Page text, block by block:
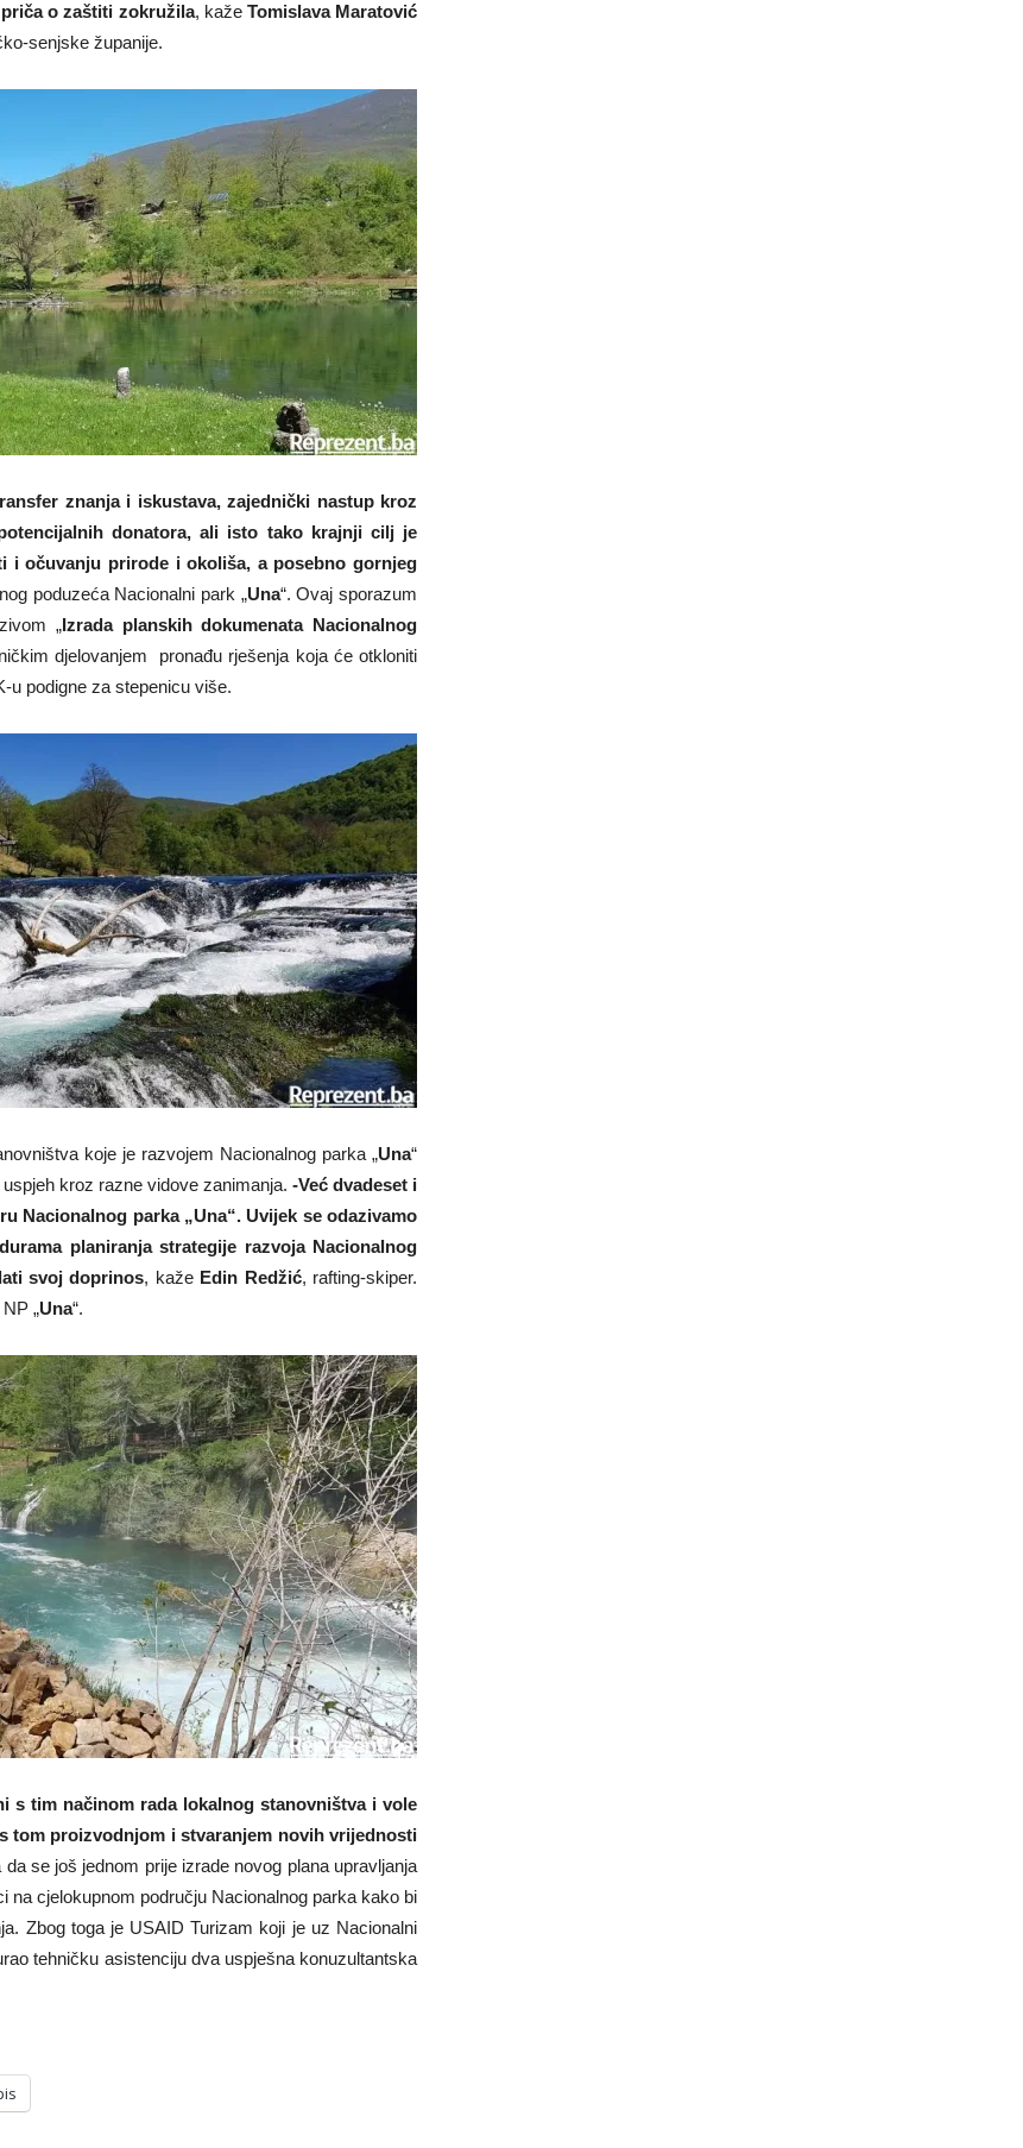
o zaštiti zokružila, kaže Tomislava Maratović
senjske županije.
znanja i iskustava, zajednički nastup kroz
donatora, ali isto tako krajnji cilj je
i očuvanju prirode i okoliša, a posebno gornjeg
poduzeća Nacionalni park „Una“. Ovaj sporazum
„Izrada planskih dokumenata Nacionalnog
djelovanjem pronađu rješenja koja će otkloniti
u podigne za stepenicu više.
koje je razvojem Nacionalnog parka „Una“
kroz razne vidove zanimanja. -Već dvadeset i
Nacionalnog parka „Una“. Uvijek se odazivamo
planiranja strategije razvoja Nacionalnog
svoj doprinos, kaže Edin Redžić, rafting-skiper.
„Una“.
s tim načinom rada lokalnog stanovništva i vole
tom proizvodnjom i stvaranjem novih vrijednosti
se još jednom prije izrade novog plana upravljanja
cjelokupnom području Nacionalnog parka kako bi
Zbog toga je USAID Turizam koji je uz Nacionalni
tehničku asistenciju dva uspješna konuzultantska